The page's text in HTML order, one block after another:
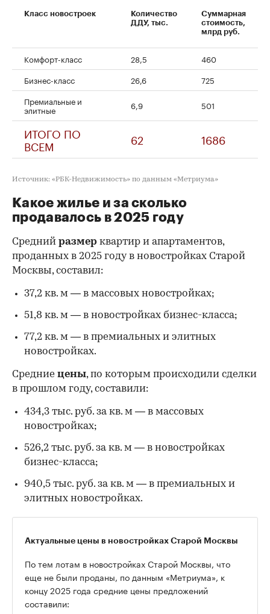
Класс новостроек
Количество
ДДУ, тыс.
Суммарная
стоимость,
млрд руб.
Комфорт-класс 28,5
460
Бизнес-класс
26,6
725
Премиальные и
элитные 6,9 501
ИТОГО ПО
ВСЕМ 62 1686
Источник: «РБК-Недвижимость» по данным «Метриума»
Какое жилье и за сколько
продавалось в 2025 году
Средний размер квартир и апартаментов,
проданных в 2025 году в новостройках Старой
Москвы, составил:
37,2 кв. м — в массовых новостройках;
51,8 кв. м — в новостройках бизнес-класса;
77,2 кв. м — в премиальных и элитных
новостройках.
Средние цены, по которым происходили сделки
в прошлом году, составили:
434,3 тыс. руб. за кв. м — в массовых
новостройках;
526,2 тыс. руб. за кв. м — в новостройках
бизнес-класса;
940,5 тыс. руб. за кв. м — в премиальных и
элитных новостройках.
Актуальные цены в новостройках Старой Москвы
По тем лотам в новостройках Старой Москвы, что
еще не были проданы, по данным «Метриума», к
концу 2025 года средние цены предложений
составили: